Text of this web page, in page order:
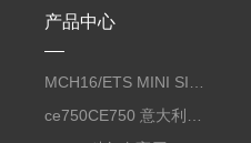
产品中心